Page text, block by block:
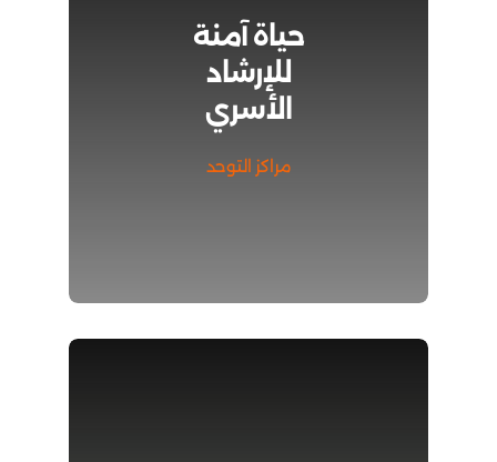
حياة آمنة
للإرشاد
الأسري
مراكز التوحد